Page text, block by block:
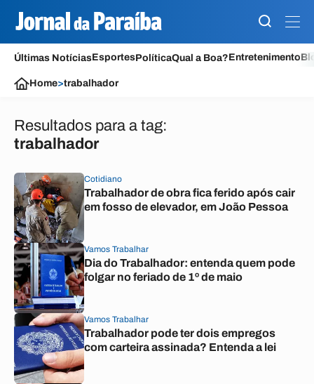
Últimas NotíciasEsportesPolíticaQual a Boa?Entretenimento
Home>trabalhador
Resultados para a tag:
trabalhador
Cotidiano
Trabalhador de obra fica ferido após cair
em fosso de elevador, em João Pessoa
Vamos Trabalhar
Dia do Trabalhador: entenda quem pode
folgar no feriado de 1º de maio
Vamos Trabalhar
Trabalhador pode ter dois empregos
com carteira assinada? Entenda a lei